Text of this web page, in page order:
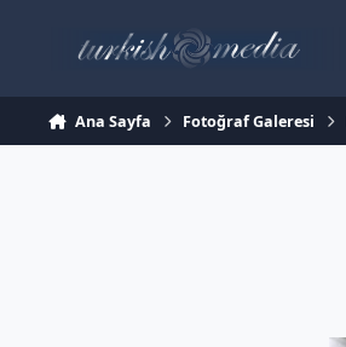
Ana Sayfa Fotoğraf Galeresi